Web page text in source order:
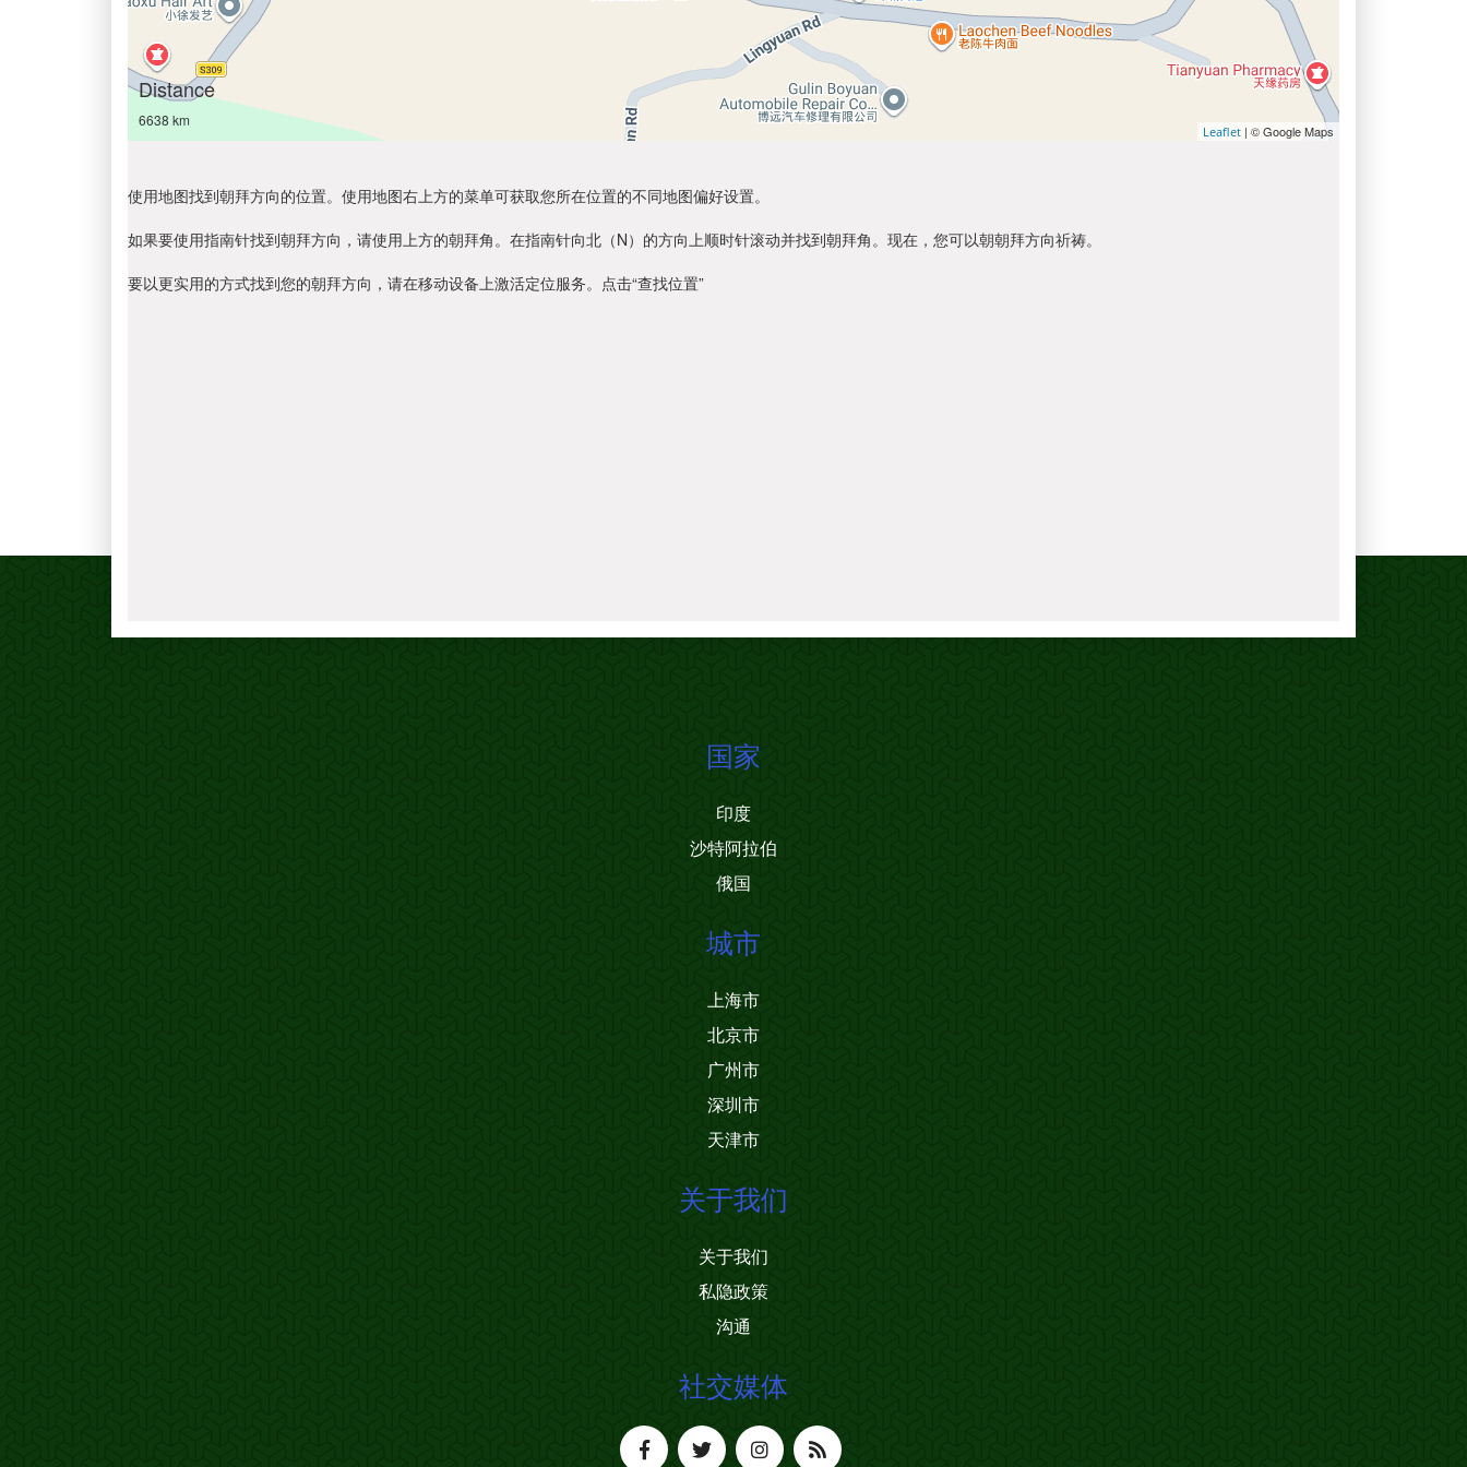
Distance
6638 km
Leaflet | © Google Maps
使用地图找到朝拜方向的位置。使用地图右上方的菜单可获取您所在位置的不同地图偏好设置。
如果要使用指南针找到朝拜方向，请使用上方的朝拜角。在指南针向北（N）的方向上顺时针滚动并找到朝拜角。现在，您可以朝朝拜方向祈祷。
要以更实用的方式找到您的朝拜方向，请在移动设备上激活定位服务。点击“查找位置”
国家
印度
沙特阿拉伯
俄国
城市
上海市
北京市
广州市
深圳市
天津市
关于我们
关于我们
私隐政策
沟通
社交媒体